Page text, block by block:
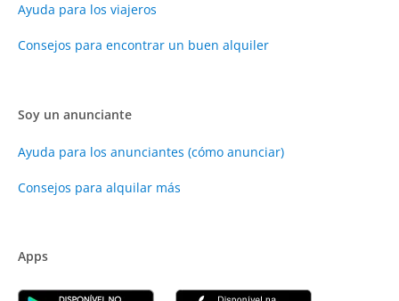
Ayuda para los viajeros
Consejos para encontrar un buen alquiler
Soy un anunciante
Ayuda para los anunciantes (cómo anunciar)
Consejos para alquilar más
Apps